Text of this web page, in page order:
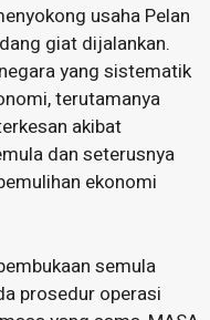
usaha Pelan
giat dijalankan.
yang sistematik
terutamanya
akibat
dan seterusnya
ekonomi
semula
prosedur operasi